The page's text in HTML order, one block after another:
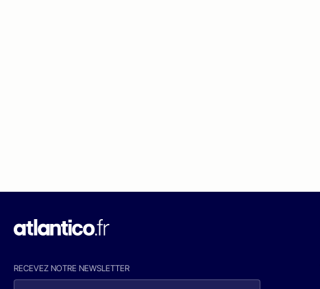
RECEVEZ NOTRE NEWSLETTER